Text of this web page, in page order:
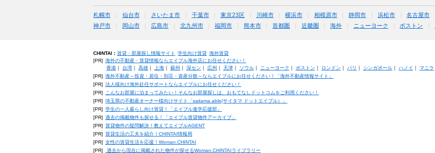
札幌市 仙台市 さいたま市 千葉市 東京23区 川崎市 横浜市 相模原市 静岡市 浜松市 名古屋市
神戸市
岡山市 広島市 北九州市 福岡市 熊本市 首都圏 近畿圏 海外 ニューヨーク ボストン
CHINTAI： 賃貸・部屋探し情報サイト 学生向け賃貸 海外賃貸
[PR] 海外の不動産・賃貸情報ならエイブル海外店にお任せください！
香港｜ 台湾｜ 高雄｜ 上海｜ 蘇州 深セン 広州 天津｜ ソウル｜ ニューヨーク ボストン ロンドン パリ シンガポール｜ ハノイ マニラ
[PR] 海外不動産～投資・居住・別荘・資産分散～ならエイブルにお任せください！「海外不動産情報サイト」
[PR] 法人様向け海外赴任サポートならエイブルにお任せください！
[PR]
こんなお部屋に泊まってみたい！そんなお部屋探しは、おもてなしドットコムをご利用ください！
[PR] 埼玉県の不動産オーナー様向けサイト「saitama.able(サイタマ ドットエイブル）」
[PR] 学生の一人暮らし向け賃貸！「エイブル進学応援部」
[PR] 過去の掲載物件も探せる！「エイブル賃貸物件アーカイブ」
[PR] 賃貸物件の疑問解決！教えてエイブルAGENT
[PR] 賃貸生活の工夫を紹介！CHINTAI情報局
[PR] 女性の賃貸生活を応援！Woman.CHINTAI
[PR]
過去から現在に掲載された物件が探せるWoman.CHINTAIライブラリー